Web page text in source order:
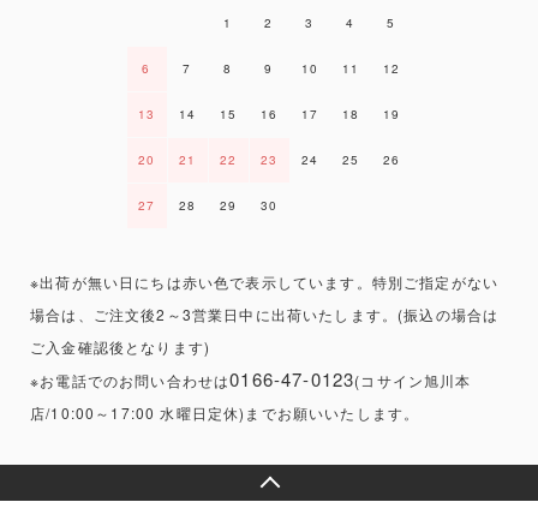
1 2 3 4 5
6 7 8 9 10 11 12
13 14 15 16 17 18 19
20 21 22 23 24 25 26
27 28 29 30
※出荷が無い日にちは赤い色で表示しています。特別ご指定がない
場合は、ご注文後2～3営業日中に出荷いたします。(振込の場合は
ご入金確認後となります)
※お電話でのお問い合わせは0166-47-0123(コサイン旭川本
店/10:00～17:00 水曜日定休)までお願いいたします。